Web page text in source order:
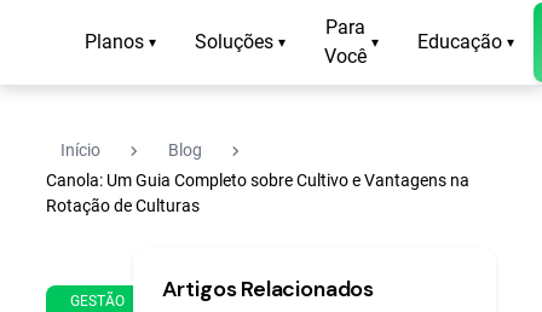
Planos ▾ Soluções ▾
Para
Você
▾ Educação ▾
Início navigate_next Blog navigate_next
Canola: Um Guia Completo sobre Cultivo e Vantagens na
Rotação de Culturas
GESTÃO
de
min
Artigos Relacionados